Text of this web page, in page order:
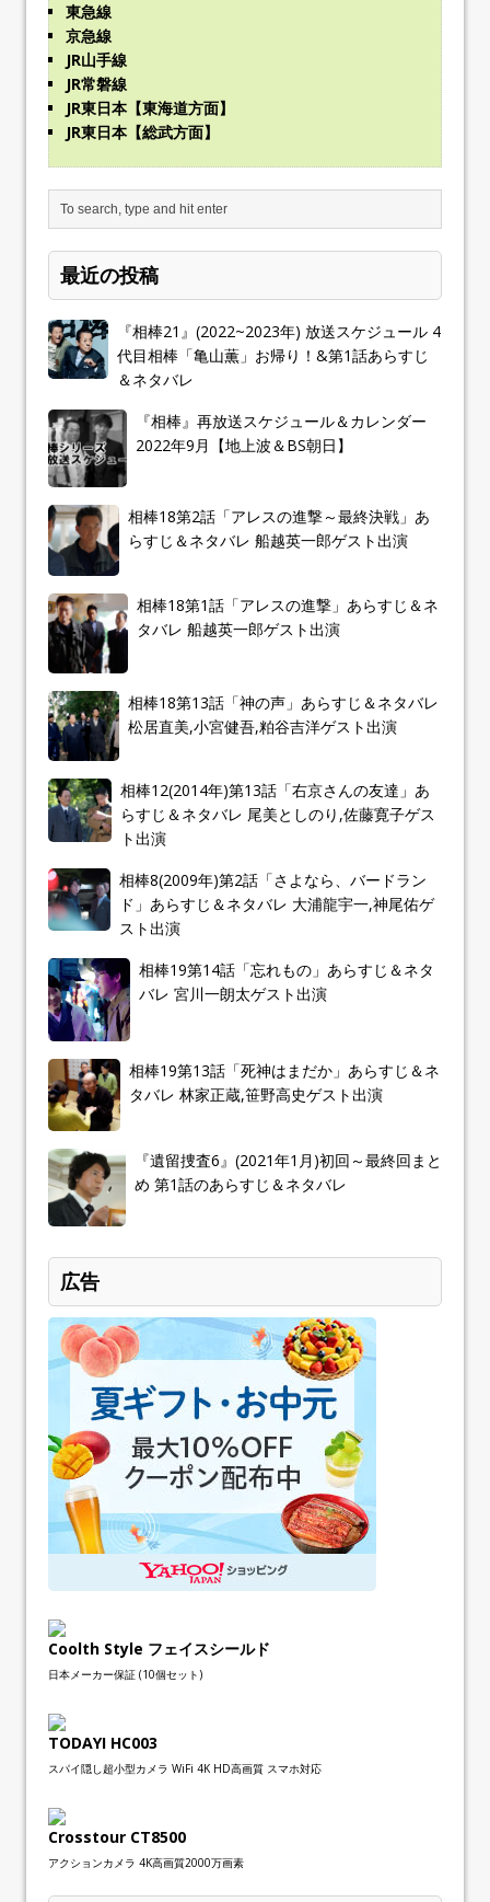
東急線
京急線
JR山手線
JR常磐線
JR東日本【東海道方面】
JR東日本【総武方面】
最近の投稿
『相棒21』(2022~2023年) 放送スケジュール 4
代目相棒「亀山薫」お帰り！&第1話あらすじ
＆ネタバレ
『相棒』再放送スケジュール＆カレンダー
2022年9月【地上波＆BS朝日】
相棒18第2話「アレスの進撃～最終決戦」あ
らすじ＆ネタバレ 船越英一郎ゲスト出演
相棒18第1話「アレスの進撃」あらすじ＆ネ
タバレ 船越英一郎ゲスト出演
相棒18第13話「神の声」あらすじ＆ネタバレ
松居直美,小宮健吾,粕谷吉洋ゲスト出演
相棒12(2014年)第13話「右京さんの友達」あ
らすじ＆ネタバレ 尾美としのり,佐藤寛子ゲス
ト出演
相棒8(2009年)第2話「さよなら、バードラン
ド」あらすじ＆ネタバレ 大浦龍宇一,神尾佑ゲ
スト出演
相棒19第14話「忘れもの」あらすじ＆ネタ
バレ 宮川一朗太ゲスト出演
相棒19第13話「死神はまだか」あらすじ＆ネ
タバレ 林家正蔵,笹野高史ゲスト出演
『遺留捜査6』(2021年1月)初回～最終回まと
め 第1話のあらすじ＆ネタバレ
広告
Coolth Style フェイスシールド
日本メーカー保証 (10個セット)
TODAYI HC003
スパイ隠し超小型カメラ WiFi 4K HD高画質 スマホ対応
Crosstour CT8500
アクションカメラ 4K高画質2000万画素